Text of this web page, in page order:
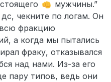
мужчины.”
чекните по логам. Он
фракцию
а когда мы пытались
фраку, отказывался
над нами. Из-за его
пару типов, ведь они